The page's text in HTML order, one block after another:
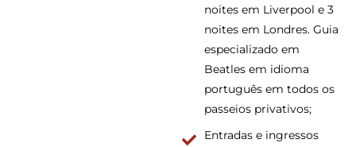
noites em Liverpool e 3
noites em Londres. Guia
especializado em
Beatles em idioma
português em todos os
passeios privativos;
Entradas e ingressos